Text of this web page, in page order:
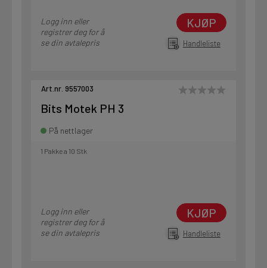
Logg inn eller
registrer deg for å
se din avtalepris
KJØP
Handleliste
Art.nr. 9557003
Bits Motek PH 3
På nettlager
1 Pakke a 10 Stk
Logg inn eller
registrer deg for å
se din avtalepris
KJØP
Handleliste